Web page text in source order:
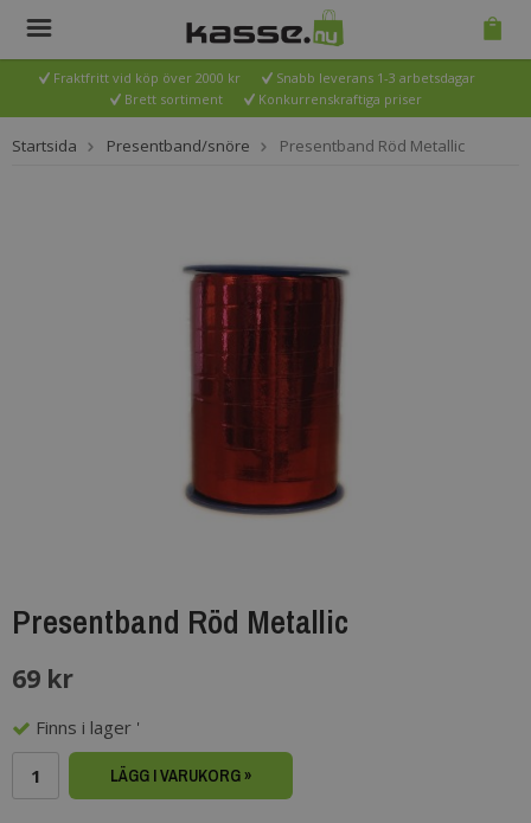
Fraktfritt vid köp över 2000 kr
Snabb leverans 1-3 arbetsdagar
Brett sortiment
Konkurrenskraftiga priser
Startsida Presentband/snöre Presentband Röd Metallic
Presentband Röd Metallic
69 kr
Finns i lager '
LÄGG I VARUKORG »